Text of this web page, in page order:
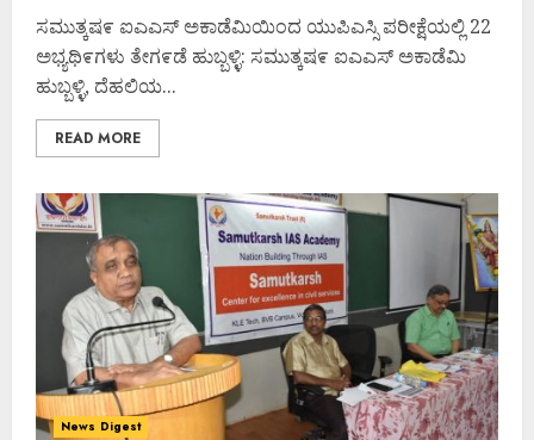
ಸಮುತ್ಕಷ೯ ಐಎಎಸ್ ಅಕಾಡೆಮಿಯಿಂದ ಯುಪಿಎಸ್ಸಿ ಪರೀಕ್ಷೆಯಲ್ಲಿ 22
ಅಭ್ಯಥಿ೯ಗಳು ತೇಗ೯ಡೆ ಹುಬ್ಬಳ್ಳಿ: ಸಮುತ್ಕಷ೯ ಐಎಎಸ್ ಅಕಾಡೆಮಿ
ಹುಬ್ಬಳ್ಳಿ, ದೆಹಲಿಯ...
READ MORE
News Digest